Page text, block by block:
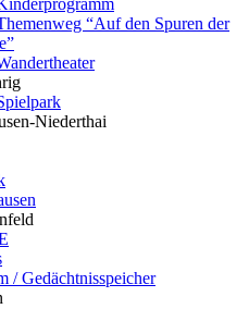
“Auf den Spuren der
Niederthai
/ Gedächtnisspeicher